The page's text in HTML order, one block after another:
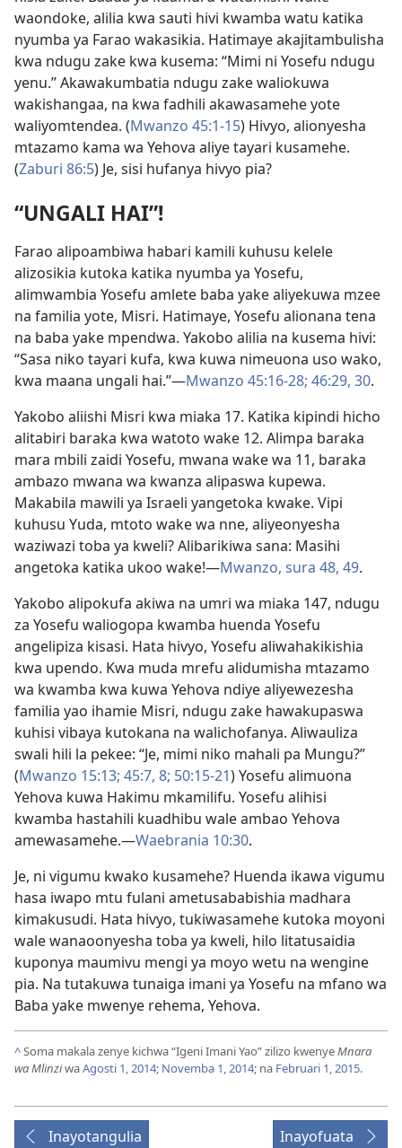
waondoke, alilia kwa sauti hivi kwamba watu katika
nyumba ya Farao wakasikia. Hatimaye akajitambulisha
kwa ndugu zake kwa kusema: “Mimi ni Yosefu ndugu
yenu.” Akawakumbatia ndugu zake waliokuwa
wakishangaa, na kwa fadhili akawasamehe yote
waliyomtendea. (Mwanzo 45:1-15) Hivyo, alionyesha
mtazamo kama wa Yehova aliye tayari kusamehe.
(Zaburi 86:5) Je, sisi hufanya hivyo pia?
“UNGALI HAI”!
Farao alipoambiwa habari kamili kuhusu kelele
alizosikia kutoka katika nyumba ya Yosefu,
alimwambia Yosefu amlete baba yake aliyekuwa mzee
na familia yote, Misri. Hatimaye, Yosefu alionana tena
na baba yake mpendwa. Yakobo alilia na kusema hivi:
“Sasa niko tayari kufa, kwa kuwa nimeuona uso wako,
kwa maana ungali hai.”—Mwanzo 45:16-28; 46:29, 30.
Yakobo aliishi Misri kwa miaka 17. Katika kipindi hicho
alitabiri baraka kwa watoto wake 12. Alimpa baraka
mara mbili zaidi Yosefu, mwana wake wa 11, baraka
ambazo mwana wa kwanza alipaswa kupewa.
Makabila mawili ya Israeli yangetoka kwake. Vipi
kuhusu Yuda, mtoto wake wa nne, aliyeonyesha
waziwazi toba ya kweli? Alibarikiwa sana: Masihi
angetoka katika ukoo wake!—Mwanzo, sura 48, 49.
Yakobo alipokufa akiwa na umri wa miaka 147, ndugu
za Yosefu waliogopa kwamba huenda Yosefu
angelipiza kisasi. Hata hivyo, Yosefu aliwahakikishia
kwa upendo. Kwa muda mrefu alidumisha mtazamo
wa kwamba kwa kuwa Yehova ndiye aliyewezesha
familia yao ihamie Misri, ndugu zake hawakupaswa
kuhisi vibaya kutokana na walichofanya. Aliwauliza
swali hili la pekee: “Je, mimi niko mahali pa Mungu?”
(Mwanzo 15:13; 45:7, 8; 50:15-21) Yosefu alimuona
Yehova kuwa Hakimu mkamilifu. Yosefu alihisi
kwamba hastahili kuadhibu wale ambao Yehova
amewasamehe.—Waebrania 10:30.
Je, ni vigumu kwako kusamehe? Huenda ikawa vigumu
hasa iwapo mtu fulani ametusababishia madhara
kimakusudi. Hata hivyo, tukiwasamehe kutoka moyoni
wale wanaoonyesha toba ya kweli, hilo litatusaidia
kuponya maumivu mengi ya moyo wetu na wengine
pia. Na tutakuwa tunaiga imani ya Yosefu na mfano wa
Baba yake mwenye rehema, Yehova.
^Soma makala zenye kichwa “Igeni Imani Yao” zilizo kwenyeMnara
wa MlinziwaAgosti 1, 2014; Novemba 1, 2014; na Februari 1, 2015.
Inayotangulia Inayofuata